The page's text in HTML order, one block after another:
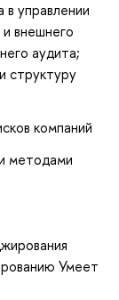
управлении
внешнего
аудита;
структуру
компаний
методами
Умеет